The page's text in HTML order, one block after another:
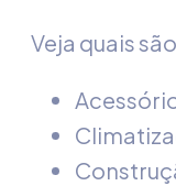
Veja quais